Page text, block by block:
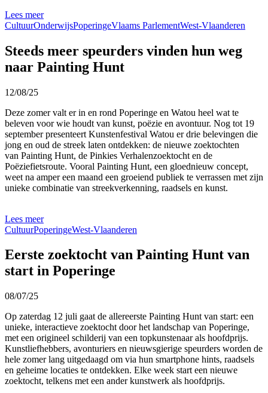
Lees meer
CultuurOnderwijsPoperingeVlaams ParlementWest-Vlaanderen
Steeds meer speurders vinden hun weg
naar Painting Hunt
12/08/25
Deze zomer valt er in en rond Poperinge en Watou heel wat te
beleven voor wie houdt van kunst, poëzie en avontuur. Nog tot 19
september presenteert Kunstenfestival Watou er drie belevingen die
jong en oud de streek laten ontdekken: de nieuwe zoektochten
van Painting Hunt, de Pinkies Verhalenzoektocht en de
Poëziefietsroute. Vooral Painting Hunt, een gloednieuw concept,
weet na amper een maand een groeiend publiek te verrassen met zijn
unieke combinatie van streekverkenning, raadsels en kunst.
Lees meer
CultuurPoperingeWest-Vlaanderen
Eerste zoektocht van Painting Hunt van
start in Poperinge
08/07/25
Op zaterdag 12 juli gaat de allereerste Painting Hunt van start: een
unieke, interactieve zoektocht door het landschap van Poperinge,
met een origineel schilderij van een topkunstenaar als hoofdprijs.
Kunstliefhebbers, avonturiers en nieuwsgierige speurders worden de
hele zomer lang uitgedaagd om via hun smartphone hints, raadsels
en geheime locaties te ontdekken. Elke week start een nieuwe
zoektocht, telkens met een ander kunstwerk als hoofdprijs.